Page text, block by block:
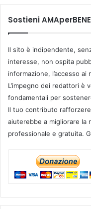
Sostieni
Il sito è indipendente,
interesse, non ospita
informazione, l’accesso
L’impegno dei redattori è
fondamentali per
Il tuo contributo
aiuterebbe a migliorare la
professionale e gratuita.